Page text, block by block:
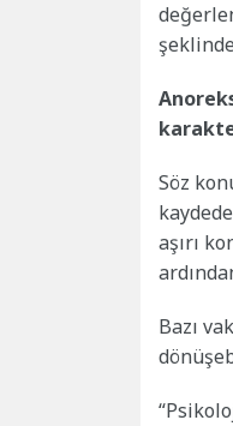
Söz
aşırı
Bazı